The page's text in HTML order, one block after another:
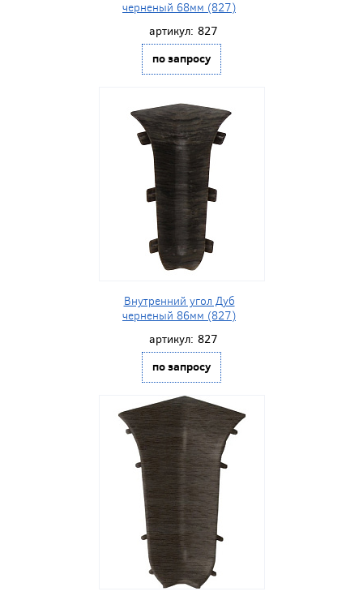
черненый 68мм (827)
артикул: 827
по запросу
Внутренний угол Дуб
черненый 86мм (827)
артикул: 827
по запросу